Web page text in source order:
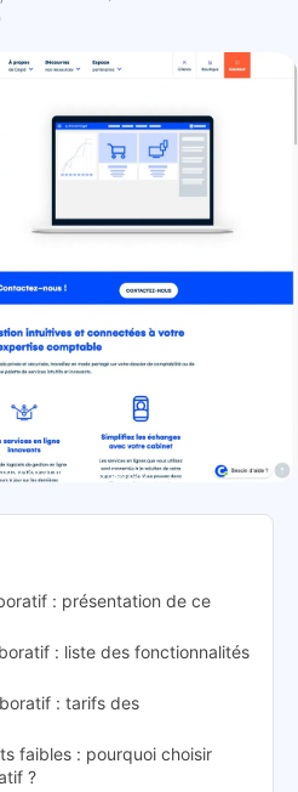
présentation
: présentation de ce
: liste des fonctionnalités
: tarifs des
faibles : pourquoi choisir
?